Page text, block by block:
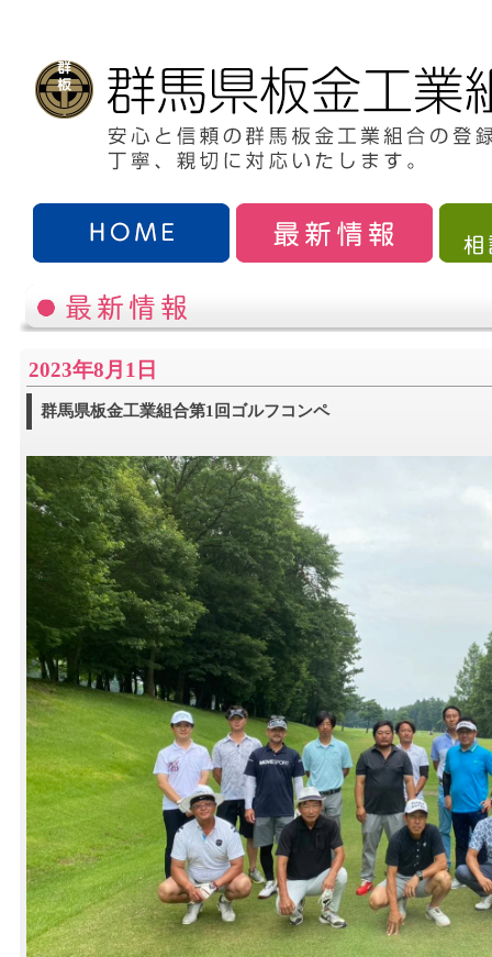
2023年8月1日
群馬県板金工業組合第1回ゴルフコンペ